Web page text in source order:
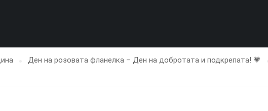
Ден на розовата фланелка – Ден на добротата и подкрепата! 💗